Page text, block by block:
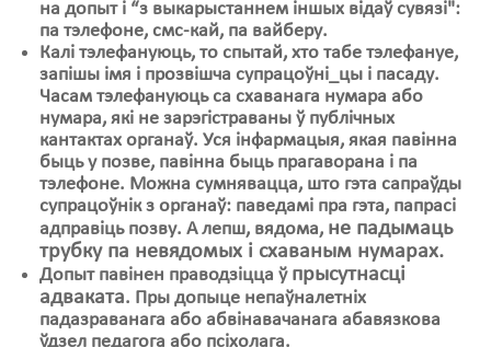
на допыт і “з выкарыстаннем іншых відаў сувязі":
па тэлефоне, смс-кай, па вайберу.
Калі тэлефануюць, то спытай, хто табе тэлефануе,
запішы імя і прозвішча супрацоўні_цы і пасаду.
Часам тэлефануюць са схаванага нумара або
нумара, які не зарэгістраваны ў публічных
кантактах органаў. Уся інфармацыя, якая павінна
быць у позве, павінна быць прагаворана і па
тэлефоне. Можна сумнявацца, што гэта сапраўды
супрацоўнік з органаў: паведамі пра гэта, папрасі
адправіць позву. А лепш, вядома, не падымаць
трубку па невядомых і схаваным нумарах.
Допыт павінен праводзіцца ў прысутнасці
адваката. Пры допыце непаўналетніх
падазраванага або абвінавачанага абавязкова
ўдзел педагога або псіхолага.